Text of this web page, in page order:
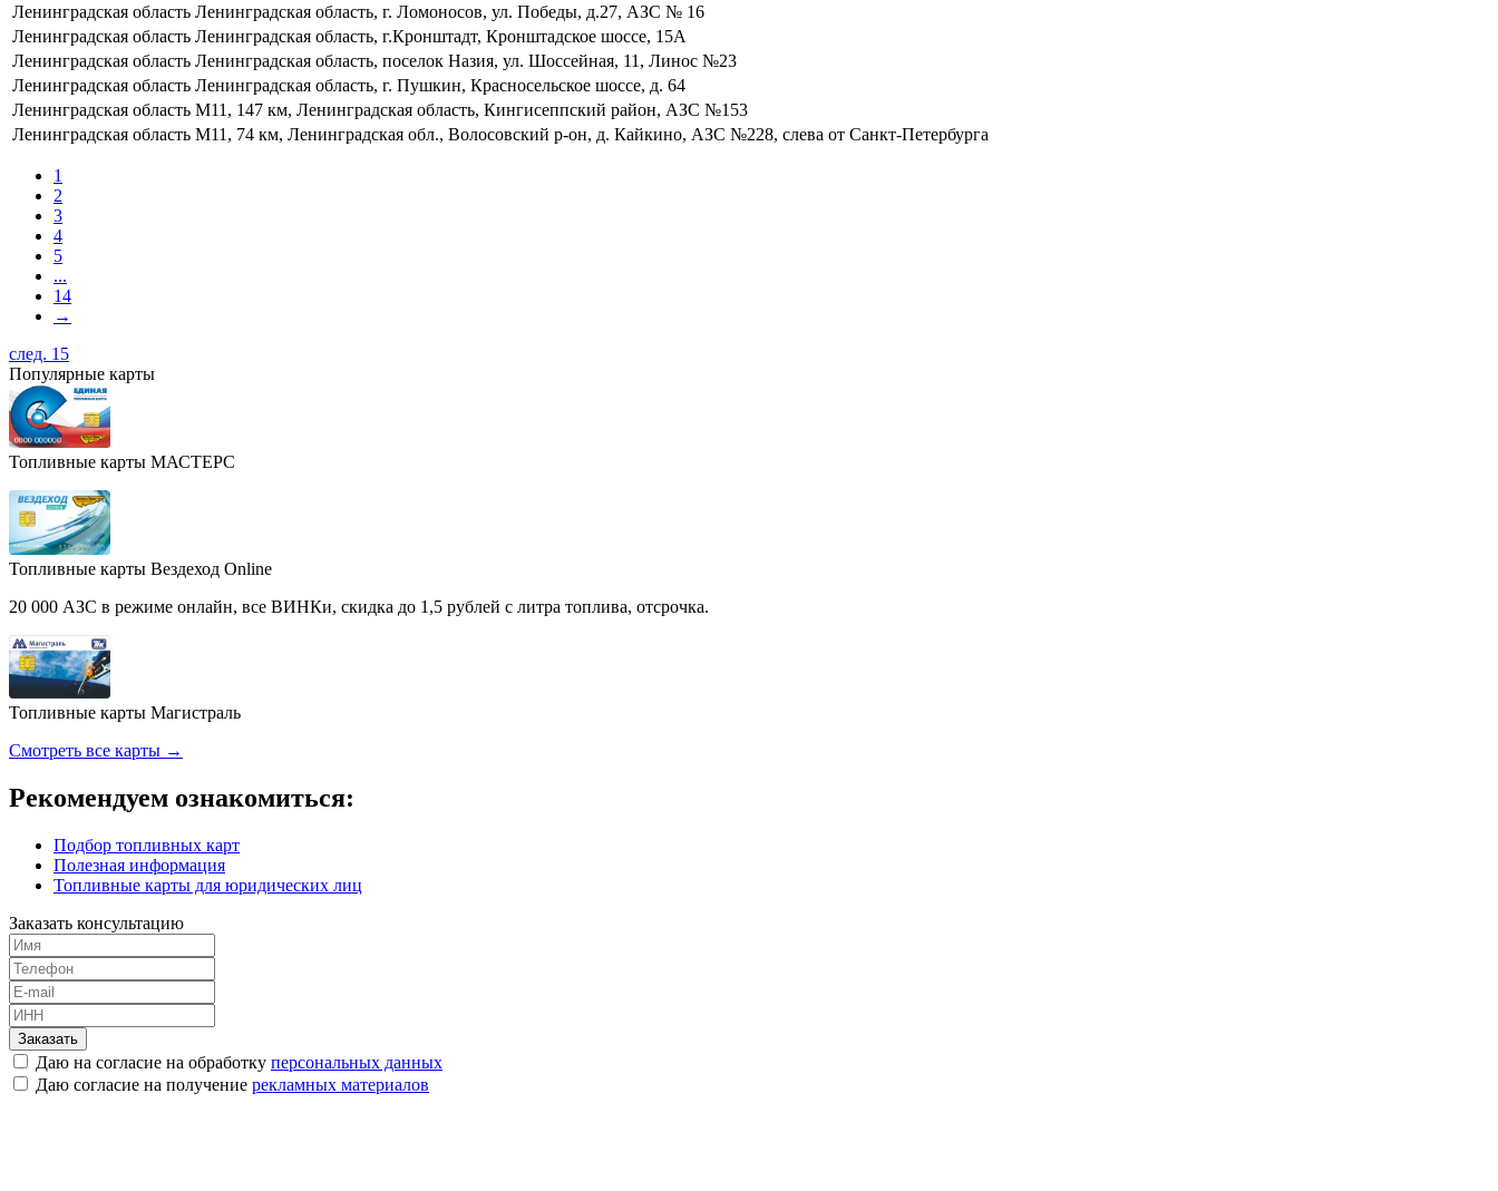
Ленинградская область Ленинградская область, г. Ломоносов, ул. Победы, д.27, АЗС № 16
Ленинградская область Ленинградская область, г.Кронштадт, Кронштадское шоссе, 15А
Ленинградская область Ленинградская область, поселок Назия, ул. Шоссейная, 11, Линос №23
Ленинградская область Ленинградская область, г. Пушкин, Красносельское шоссе, д. 64
Ленинградская область М11, 147 км, Ленинградская область, Кингисеппский район, АЗС №153
Ленинградская область М11, 74 км, Ленинградская обл., Волосовский р-он, д. Кайкино, АЗС №228, слева от Санкт-Петербурга
1
2
3
4
5
...
14
→
след. 15
Популярные карты
Топливные карты МАСТЕРС
Топливные карты Вездеход Online
20 000 АЗС в режиме онлайн, все ВИНКи, скидка до 1,5 рублей с литра топлива, отсрочка.
Топливные карты Магистраль
Смотреть все карты →
Рекомендуем ознакомиться:
Подбор топливных карт
Полезная информация
Топливные карты для юридических лиц
Заказать консультацию
Заказать
Даю на согласие на обработку персональных данных
Даю согласие на получение рекламных материалов